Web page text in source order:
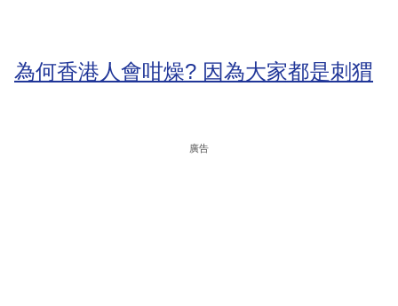
為何香港人會咁燥? 因為大家都是刺猬
廣告